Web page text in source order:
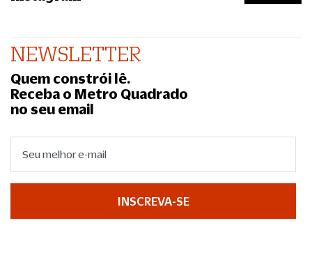
NEWSLETTER
Quem constrói lê.
Receba o Metro Quadrado
no seu email
INSCREVA-SE